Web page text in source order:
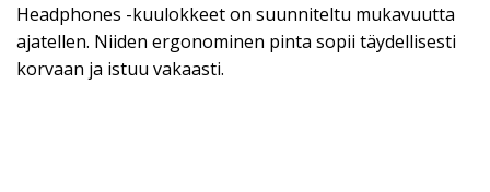
Headphones -kuulokkeet on suunniteltu mukavuutta
ajatellen. Niiden ergonominen pinta sopii täydellisesti
korvaan ja istuu vakaasti.